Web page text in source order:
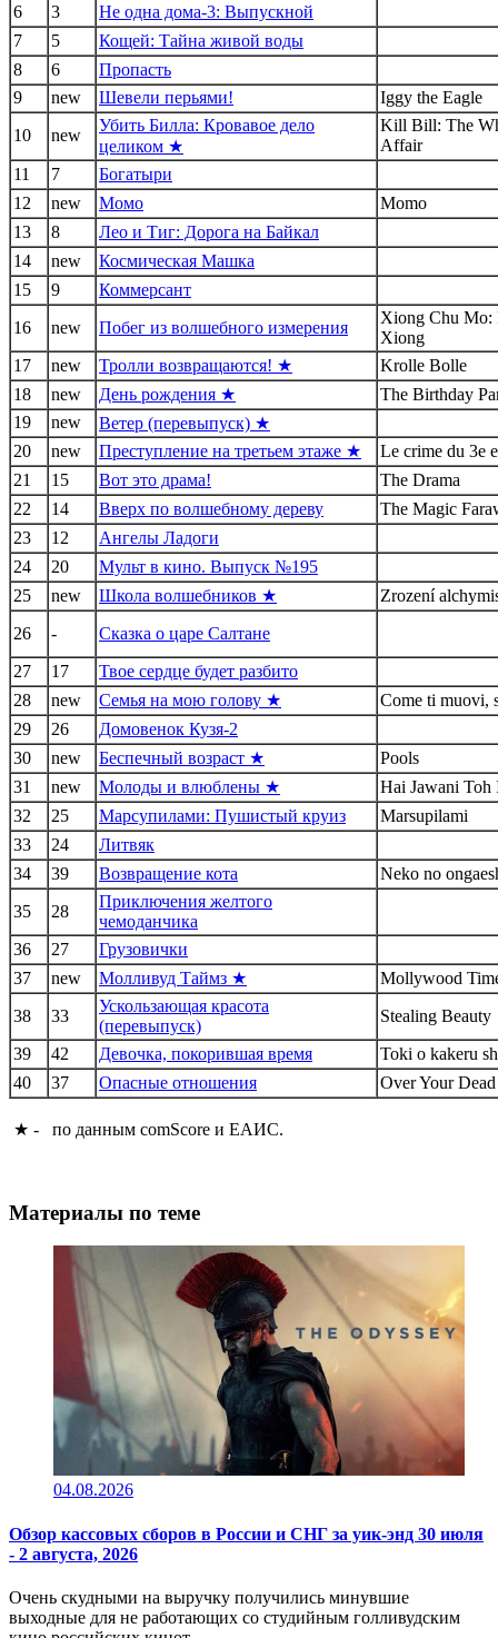
6
3
Не одна дома-3: Выпускной
7
5
Кощей: Тайна живой воды
8
6
Пропасть
9
new Шевели перьями!
Iggy the Eagle
10
new
Убить Билла: Кровавое дело
целиком ★
Kill Bill: The
Affair
11
7
Богатыри
12
new Момо
Momo
13
8
Лео и Тиг: Дорога на Байкал
14
new
Космическая Машка
15
9
Коммерсант
16
new Побег из волшебного измерения
Xiong Chu Mo:
Xiong
17
new Тролли возвращаются! ★
Krolle Bolle
18
new День рождения ★
The Birthday
19
new
Ветер (перевыпуск) ★
20
new Преступление на третьем этаже ★
Le crime du 3e
21
15 Вот это драма!
The Drama
22
14 Вверх по волшебному дереву
The Magic
23
12
Ангелы Ладоги
24
20
Мульт в кино. Выпуск №195
25
new Школа волшебников ★
Zrození
26
-
Сказка о царе Салтане
27
17
Твое сердце будет разбито
28
new Семья на мою голову ★
Come ti muovi,
29
26
Домовенок Кузя-2
30
new Беспечный возраст ★
Pools
31
new Молоды и влюблены ★
Hai Jawani Toh
32
25 Марсупилами: Пушистый круиз
Marsupilami
33
24
Литвяк
34
39 Возвращение кота
Neko no
35
28
Приключения желтого
чемоданчика
36
27
Грузовички
37
new Молливуд Таймз ★
Mollywood
38
33
Ускользающая красота
(перевыпуск)
Stealing Beauty
39
42 Девочка, покорившая время
Toki o kakeru
40
37 Опасные отношения Over Your
★ - по данным comScore и ЕАИС.
Материалы по теме
04.08.2026
Обзор кассовых сборов в России и СНГ за уик-энд 30 июля
- 2 августа, 2026
Очень скудными на выручку получились минувшие
выходные для не работающих со студийным голливудским